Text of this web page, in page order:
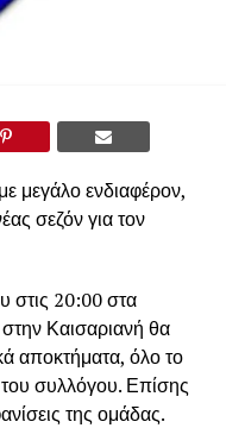
μεγάλο ενδιαφέρον,
σεζόν για τον
στις 20:00 στα
Καισαριανή θα
αποκτήματα, όλο το
συλλόγου. Επίσης
της ομάδας.